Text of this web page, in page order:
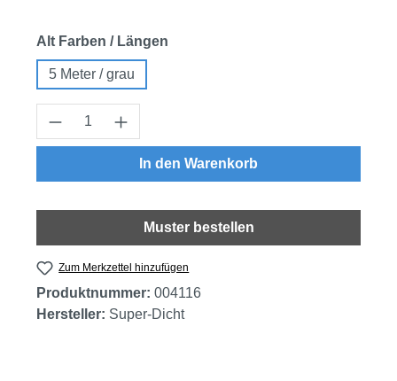
Alt Farben / Längen
5 Meter / grau
Produkt Anzahl: Gib den gewünschten
In den Warenkorb
Muster bestellen
Zum Merkzettel hinzufügen
Produktnummer: 004116
Hersteller: Super-Dicht